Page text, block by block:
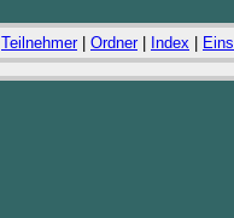
Teilnehmer| Ordner| Index